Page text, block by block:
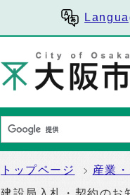
トップページ 産業